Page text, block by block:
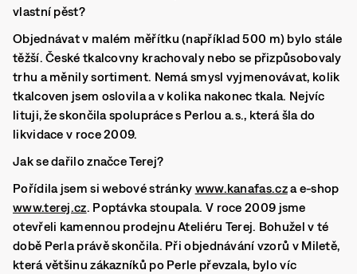
vlastní pěst?
Objednávat v malém měřítku (například 500 m) bylo stále
těžší. České tkalcovny krachovaly nebo se přizpůsobovaly
trhu a měnily sortiment. Nemá smysl vyjmenovávat, kolik
tkalcoven jsem oslovila a v kolika nakonec tkala. Nejvíc
lituji, že skončila spolupráce s Perlou a.s., která šla do
likvidace v roce 2009.
Jak se dařilo značce Terej?
Pořídila jsem si webové stránky www.kanafas.cza e-shop
www.terej.cz. Poptávka stoupala. V roce 2009 jsme
otevřeli kamennou prodejnu Ateliéru Terej. Bohužel v té
době Perla právě skončila. Při objednávání vzorů v Miletě,
která většinu zákazníků po Perle převzala, bylo víc